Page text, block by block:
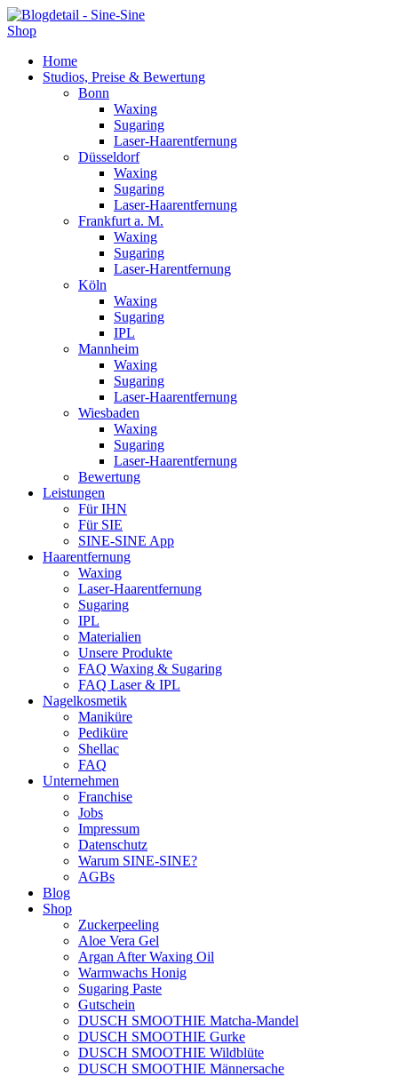
Shop
Home
Studios, Preise & Bewertung
Bonn
Waxing
Sugaring
Laser-Haarentfernung
Düsseldorf
Waxing
Sugaring
Laser-Haarentfernung
Frankfurt a. M.
Waxing
Sugaring
Laser-Harentfernung
Köln
Waxing
Sugaring
IPL
Mannheim
Waxing
Sugaring
Laser-Haarentfernung
Wiesbaden
Waxing
Sugaring
Laser-Haarentfernung
Bewertung
Leistungen
Für IHN
Für SIE
SINE-SINE App
Haarentfernung
Waxing
Laser-Haarentfernung
Sugaring
IPL
Materialien
Unsere Produkte
FAQ Waxing & Sugaring
FAQ Laser & IPL
Nagelkosmetik
Maniküre
Pediküre
Shellac
FAQ
Unternehmen
Franchise
Jobs
Impressum
Datenschutz
Warum SINE-SINE?
AGBs
Blog
Shop
Zuckerpeeling
Aloe Vera Gel
Argan After Waxing Oil
Warmwachs Honig
Sugaring Paste
Gutschein
DUSCH SMOOTHIE Matcha-Mandel
DUSCH SMOOTHIE Gurke
DUSCH SMOOTHIE Wildblüte
DUSCH SMOOTHIE Männersache